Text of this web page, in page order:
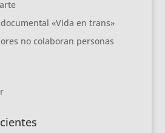
«Vida en trans»
no colaboran personas